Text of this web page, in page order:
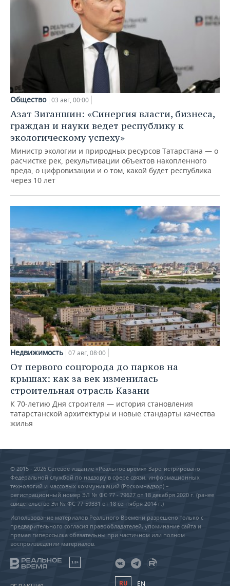
Общество 03 авг, 00:00
Азат Зиганшин: «Синергия власти, бизнеса,
граждан и науки ведет республику к
экологическому успеху»
Министр экологии и природных ресурсов Татарстана — о
расчистке рек, рекультивации объектов накопленного
вреда, о цифровизации и о том, какой будет республика
через 10 лет
Недвижимость 07 авг, 08:00
От первого соцгорода до парков на
крышах: как за век изменилась
строительная отрасль Казани
К 70-летию Дня строителя — история становления
татарстанской архитектуры и новые стандарты качества
жилья
© 2015 - 2026 Сетевое издание «Реальное время» Зарегистрировано
Федеральной службой по надзору в сфере связи, информационных
технологий и массовых коммуникаций (Роскомнадзор) –
регистрационный номер ЭЛ № ФС 77 - 79627 от 18 декабря 2020 г. (ранее
свидетельство Эл № ФС 77-59331 от 18 сентября 2014 г.)
Использование материалов Реального Времени разрешено только с
предварительного согласия правообладателей, упоминание сайта и
прямая гиперссылка обязательны при частичном или полном
воспроизведении материалов.
18+
RU EN